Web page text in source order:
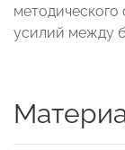
усилий между